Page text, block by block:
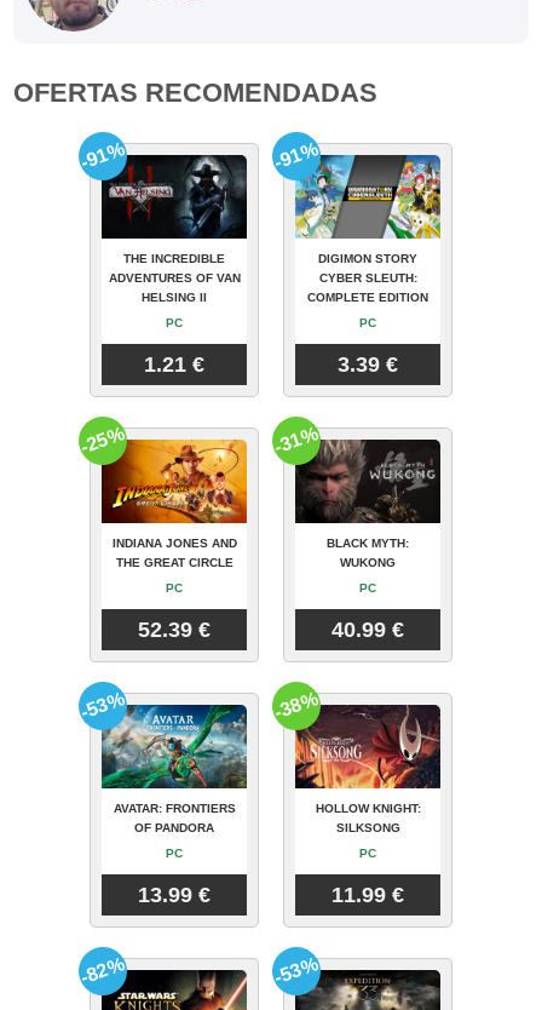
OFERTAS RECOMENDADAS
THE INCREDIBLE
ADVENTURES OF VAN
HELSING II
PC
1.21 €
-91%
DIGIMON STORY
CYBER SLEUTH:
COMPLETE EDITION
PC
3.39 €
-91%
INDIANA JONES AND
THE GREAT CIRCLE
PC
52.39 €
-25%
BLACK MYTH:
WUKONG
PC
40.99 €
-31%
AVATAR: FRONTIERS
OF PANDORA
PC
13.99 €
-53%
HOLLOW KNIGHT:
SILKSONG
PC
11.99 €
-38%
-82% -53%